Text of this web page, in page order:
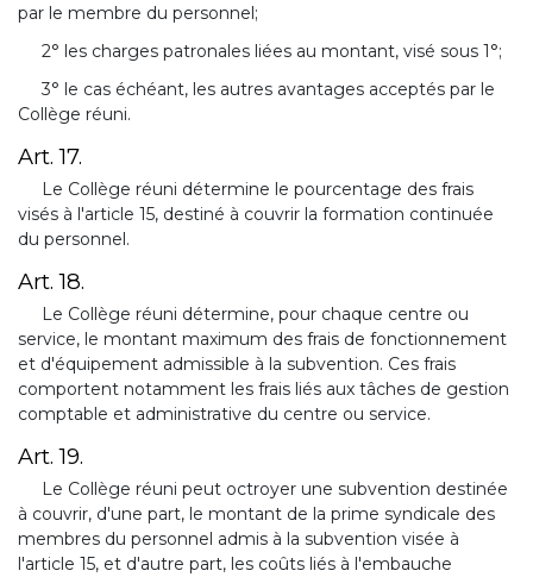
par le membre du personnel;
2° les charges patronales liées au montant, visé sous 1°;
3° le cas échéant, les autres avantages acceptés par le
Collège réuni.
Art. 17.
Le Collège réuni détermine le pourcentage des frais
visés à l'article 15, destiné à couvrir la formation continuée
du personnel.
Art. 18.
Le Collège réuni détermine, pour chaque centre ou
service, le montant maximum des frais de fonctionnement
et d'équipement admissible à la subvention. Ces frais
comportent notamment les frais liés aux tâches de gestion
comptable et administrative du centre ou service.
Art. 19.
Le Collège réuni peut octroyer une subvention destinée
à couvrir, d'une part, le montant de la prime syndicale des
membres du personnel admis à la subvention visée à
l'article 15, et d'autre part, les coûts liés à l'embauche